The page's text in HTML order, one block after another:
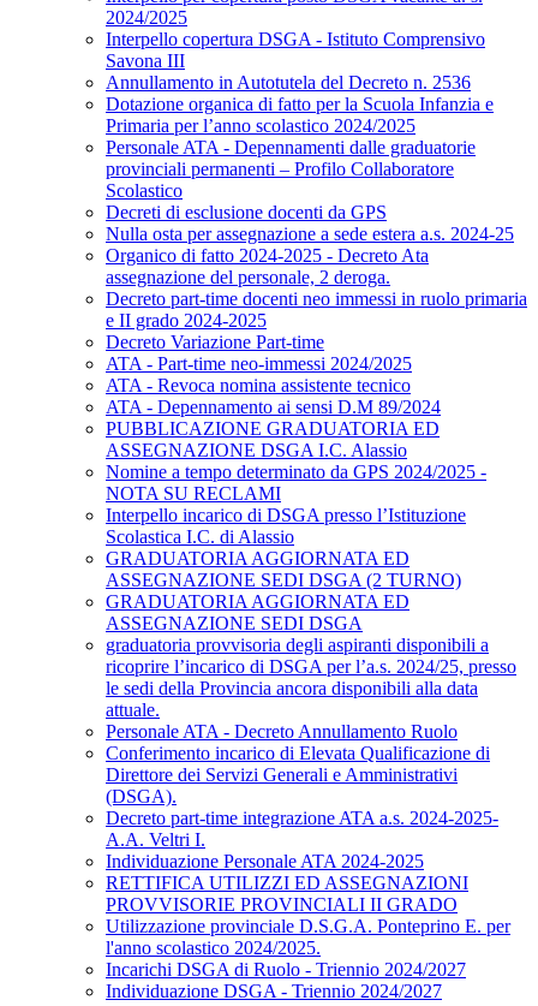
2024/2025
Interpello copertura DSGA - Istituto Comprensivo
Savona III
Annullamento in Autotutela del Decreto n. 2536
Dotazione organica di fatto per la Scuola Infanzia e
Primaria per l’anno scolastico 2024/2025
Personale ATA - Depennamenti dalle graduatorie
provinciali permanenti – Profilo Collaboratore
Scolastico
Decreti di esclusione docenti da GPS
Nulla osta per assegnazione a sede estera a.s. 2024-25
Organico di fatto 2024-2025 - Decreto Ata
assegnazione del personale, 2 deroga.
Decreto part-time docenti neo immessi in ruolo primaria
e II grado 2024-2025
Decreto Variazione Part-time
ATA - Part-time neo-immessi 2024/2025
ATA - Revoca nomina assistente tecnico
ATA - Depennamento ai sensi D.M 89/2024
PUBBLICAZIONE GRADUATORIA ED
ASSEGNAZIONE DSGA I.C. Alassio
Nomine a tempo determinato da GPS 2024/2025 -
NOTA SU RECLAMI
Interpello incarico di DSGA presso l’Istituzione
Scolastica I.C. di Alassio
GRADUATORIA AGGIORNATA ED
ASSEGNAZIONE SEDI DSGA (2 TURNO)
GRADUATORIA AGGIORNATA ED
ASSEGNAZIONE SEDI DSGA
graduatoria provvisoria degli aspiranti disponibili a
ricoprire l’incarico di DSGA per l’a.s. 2024/25, presso
le sedi della Provincia ancora disponibili alla data
attuale.
Personale ATA - Decreto Annullamento Ruolo
Conferimento incarico di Elevata Qualificazione di
Direttore dei Servizi Generali e Amministrativi
(DSGA).
Decreto part-time integrazione ATA a.s. 2024-2025-
A.A. Veltri I.
Individuazione Personale ATA 2024-2025
RETTIFICA UTILIZZI ED ASSEGNAZIONI
PROVVISORIE PROVINCIALI II GRADO
Utilizzazione provinciale D.S.G.A. Ponteprino E. per
l'anno scolastico 2024/2025.
Incarichi DSGA di Ruolo - Triennio 2024/2027
Individuazione DSGA - Triennio 2024/2027